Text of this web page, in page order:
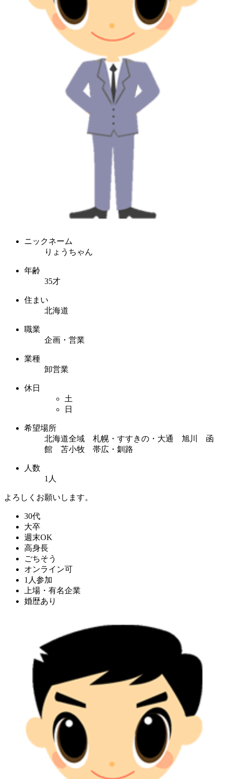
ニックネーム
りょうちゃん
年齢
35才
住まい
北海道
職業
企画・営業
業種
卸営業
休日
土
日
希望場所
北海道全域 札幌・すすきの・大通 旭川 函
館 苫小牧 帯広・釧路
人数
1人
よろしくお願いします。
30代
大卒
週末OK
高身長
ごちそう
オンライン可
1人参加
上場・有名企業
婚歴あり